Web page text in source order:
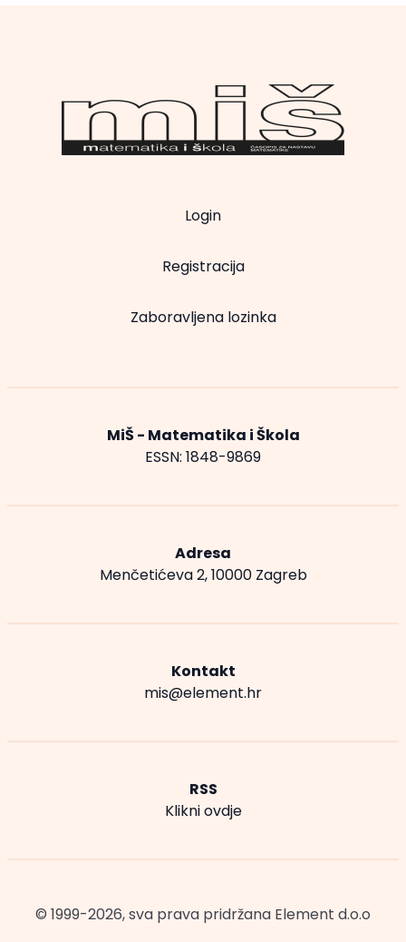
Login
Registracija
Zaboravljena lozinka
MiŠ - Matematika i Škola
ESSN: 1848-9869
Adresa
Menčetićeva 2, 10000 Zagreb
Kontakt
mis@element.hr
RSS
Klikni ovdje
© 1999-2026, sva prava pridržana Element d.o.o